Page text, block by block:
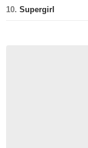
10. Supergirl